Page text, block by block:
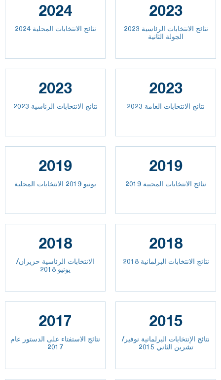
2024
نتائج الانتخابات المحلية 2024
2023
نتائج الانتخابات الرئاسية 2023
الجولة الثانية
2023
نتائج الانتخابات الرئاسية 2023
2023
2023 نتائج الانتخابات العامة
2019
يونيو 2019 الانتخابات المحلية
2019
نتائج الانتخابات المحبية 2019
2018
الانتخابات الرئاسية حزيران/
يونيو 2018
2018
نتائج الانتخابات البرلمانية 2018
2017
نتائج الاستفتاء على الدستور عام
2017
2015
نتائج الإنتخابات البرلمانية نوفير/
تشرين الثاني 2015